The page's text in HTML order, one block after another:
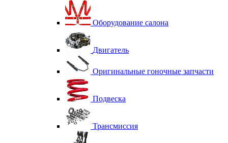
Оборудование салона
Двигатель
Оригинальные гоночные запчасти
Подвеска
Трансмиссия